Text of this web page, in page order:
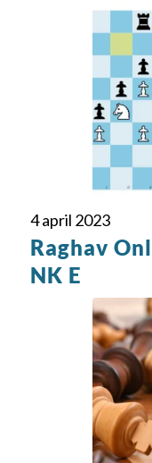
4 april 2023
Raghav
NK E